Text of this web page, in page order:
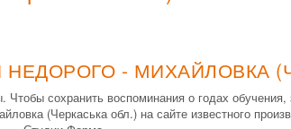
- МИХАЙЛОВКА
сохранить воспоминания о годах
(Черкаська обл.) на сайте известного